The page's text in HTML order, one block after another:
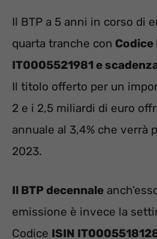
Il BTP a 5 anni in corso di
quarta tranche con Codice
IT0005521981 e
Il titolo offerto per un
2 e i 2,5 miliardi di euro
annuale al 3,4% che verrà
2023.
Il BTP decennale
emissione è invece la
Codice ISIN